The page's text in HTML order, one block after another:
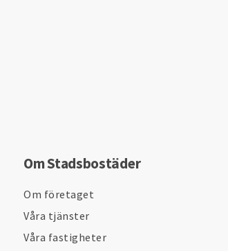
Om Stadsbostäder
Om företaget
Våra tjänster
Våra fastigheter